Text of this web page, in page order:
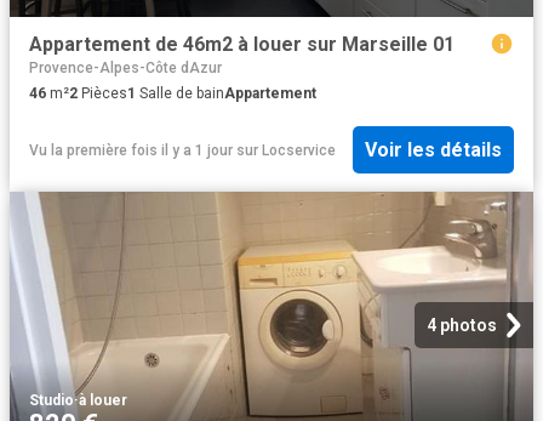
Appartement de 46m2 à louer sur Marseille 01
Provence-Alpes-Côte dAzur
46 m²2 Pièces1 Salle de bainAppartement
Vu la première fois il y a 1 jour sur Locservice Voir les détails
4 photos
Studio·à louer